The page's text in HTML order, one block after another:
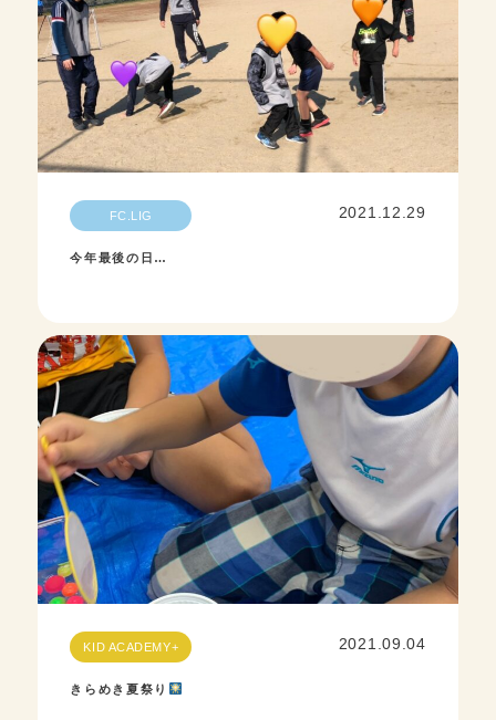
FC.LIG 2021.12.29
今年最後の日…
KID ACADEMY+ 2021.09.04
きらめき夏祭り